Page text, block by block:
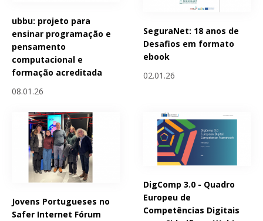
ubbu: projeto para
ensinar programação e
pensamento
computacional e
formação acreditada
08.01.26
SeguraNet: 18 anos de
Desafios em formato
ebook
02.01.26
Jovens Portugueses no
Safer Internet Fórum
DigComp 3.0 - Quadro
Europeu de
Competências Digitais